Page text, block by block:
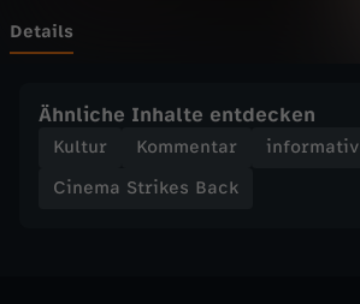
s
B
a
Details
Ähnliche Inhalte entdecken
Kultur Kommentar informativ
Cinema Strikes Back